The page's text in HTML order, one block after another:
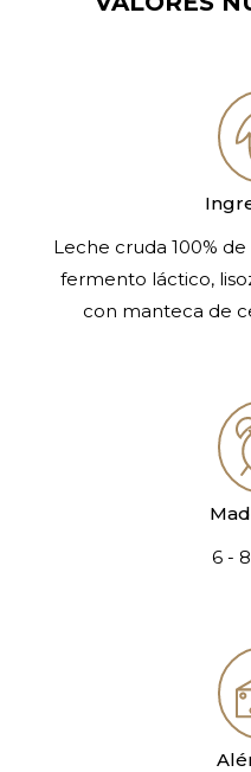
Leche cruda 100%
fermento láctico,
con manteca de
6 -